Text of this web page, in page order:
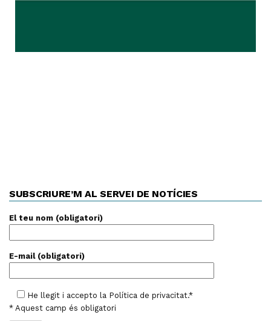
SUBSCRIURE’M AL SERVEI DE NOTÍCIES
El teu nom (obligatori)
E-mail (obligatori)
He llegit i accepto la Política de privacitat.*
* Aquest camp és obligatori